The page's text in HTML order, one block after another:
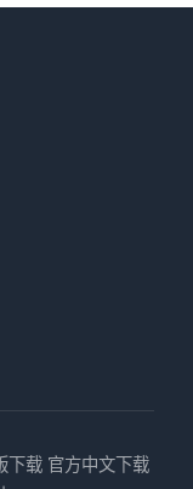
载 官方中文下载